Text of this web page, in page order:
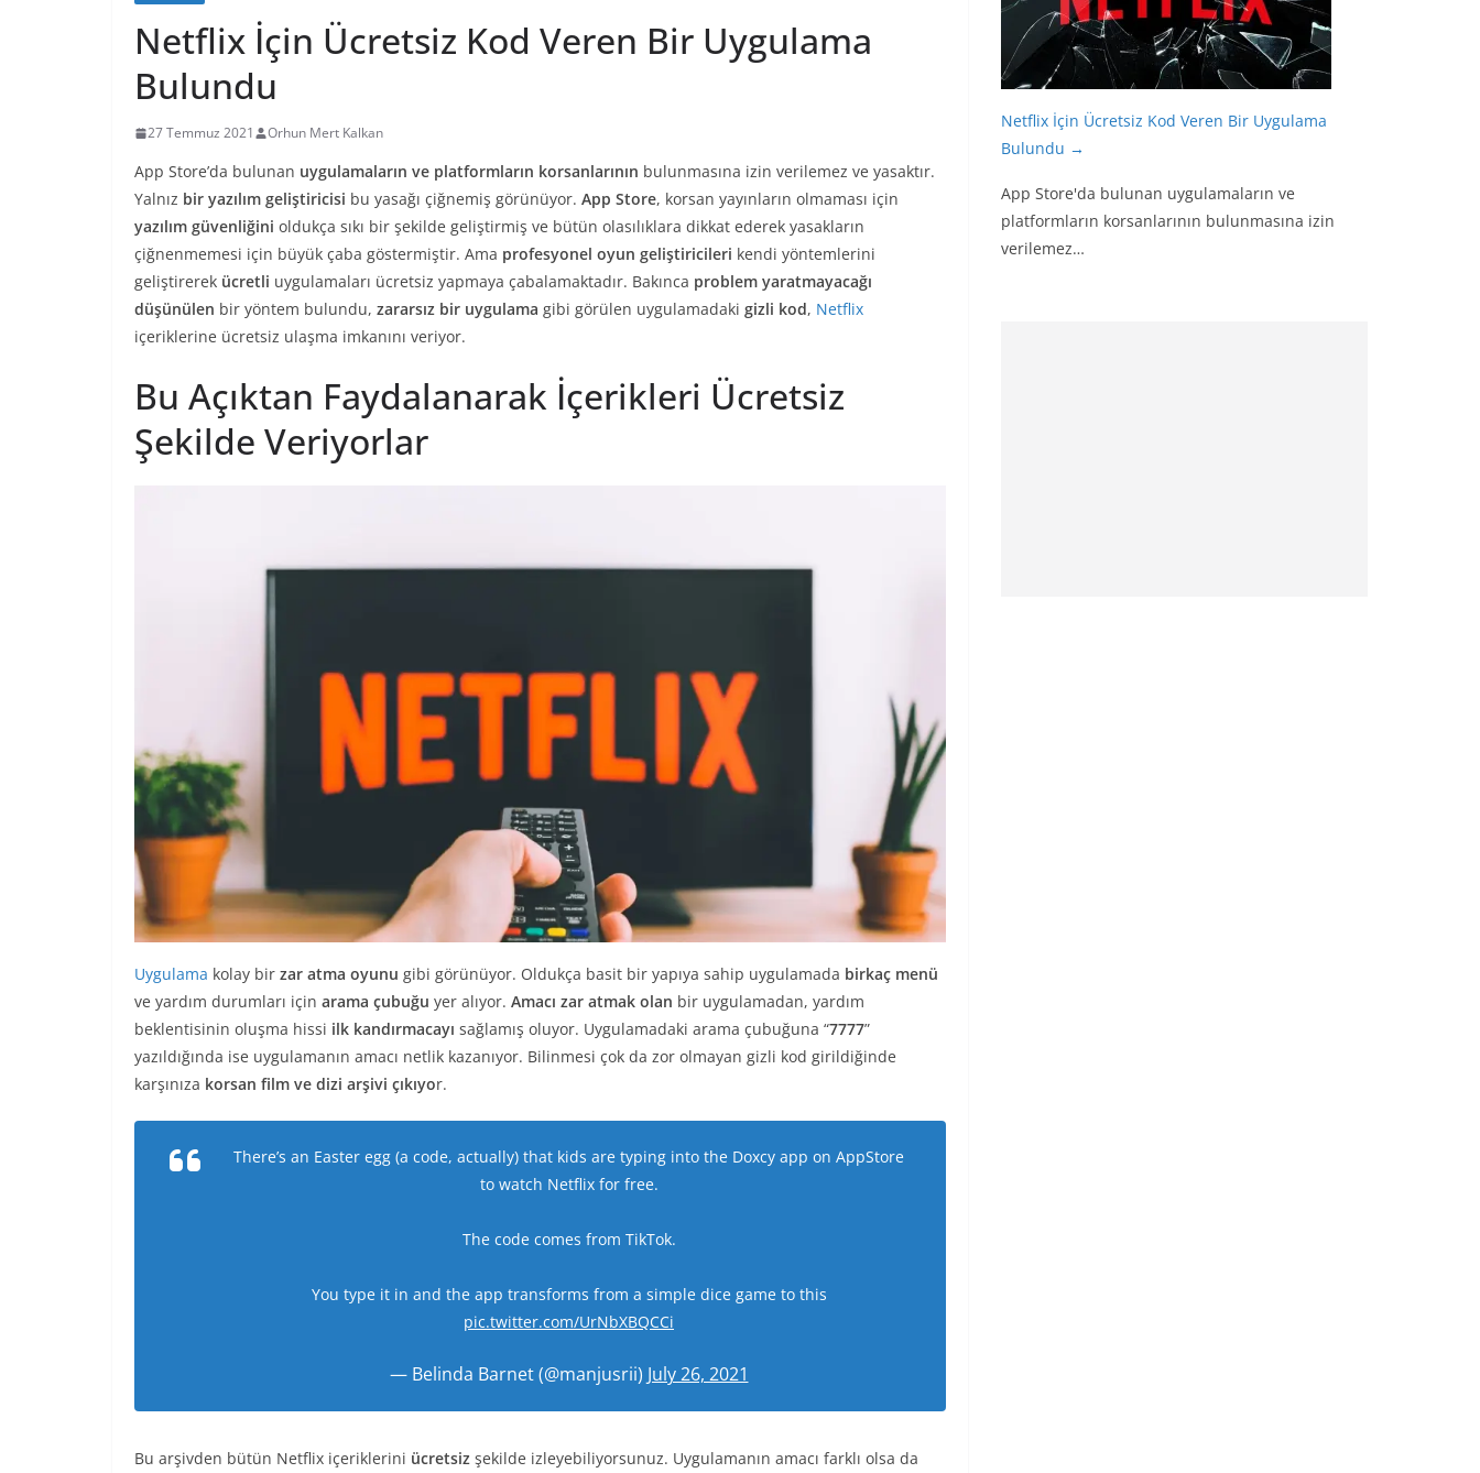
Netflix İçin Ücretsiz Kod Veren Bir Uygulama
Bulundu
27 Temmuz 2021 Orhun Mert Kalkan
App Store’da bulunan uygulamaların ve platformların korsanlarının bulunmasına izin verilemez ve yasaktır.
Yalnız bir yazılım geliştiricisi bu yasağı çiğnemiş görünüyor. App Store, korsan yayınların olmaması için
yazılım güvenliğini oldukça sıkı bir şekilde geliştirmiş ve bütün olasılıklara dikkat ederek yasakların
çiğnenmemesi için büyük çaba göstermiştir. Ama profesyonel oyun geliştiricileri kendi yöntemlerini
geliştirerek ücretli uygulamaları ücretsiz yapmaya çabalamaktadır. Bakınca problem yaratmayacağı
düşünülen bir yöntem bulundu, zararsız bir uygulama gibi görülen uygulamadaki gizli kod, Netflix
içeriklerine ücretsiz ulaşma imkanını veriyor.
Bu Açıktan Faydalanarak İçerikleri Ücretsiz
Şekilde Veriyorlar
Uygulama kolay bir zar atma oyunu gibi görünüyor. Oldukça basit bir yapıya sahip uygulamada birkaç menü
ve yardım durumları için arama çubuğu yer alıyor. Amacı zar atmak olan bir uygulamadan, yardım
beklentisinin oluşma hissi ilk kandırmacayı sağlamış oluyor. Uygulamadaki arama çubuğuna “7777”
yazıldığında ise uygulamanın amacı netlik kazanıyor. Bilinmesi çok da zor olmayan gizli kod girildiğinde
karşınıza korsan film ve dizi arşivi çıkıyor.
There’s an Easter egg (a code, actually) that kids are typing into the Doxcy app on AppStore
to watch Netflix for free.
The code comes from TikTok.
You type it in and the app transforms from a simple dice game to this
pic.twitter.com/UrNbXBQCCi
— Belinda Barnet (@manjusrii) July 26, 2021
Bu arşivden bütün Netflix içeriklerini ücretsiz şekilde izleyebiliyorsunuz. Uygulamanın amacı farklı olsa da
Netflix İçin Ücretsiz Kod Veren Bir Uygulama
Bulundu →
App Store'da bulunan uygulamaların ve
platformların korsanlarının bulunmasına izin
verilemez…